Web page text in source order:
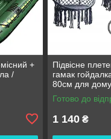
+
/
Підвісне
гамак
80см для
та тераси
Готово до
1 140 ₴